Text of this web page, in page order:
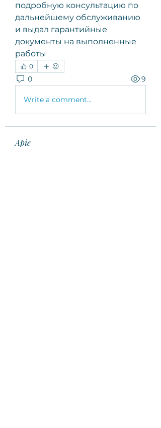
подробную консультацию по
дальнейшему обслуживанию
и выдал гарантийные
документы на выполненные
работы
0
0 9
Write a comment...
Apie